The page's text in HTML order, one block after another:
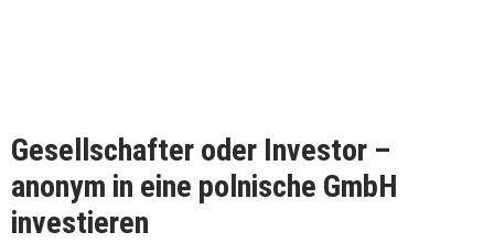
Gesellschafter oder Investor –
anonym in eine polnische GmbH
investieren